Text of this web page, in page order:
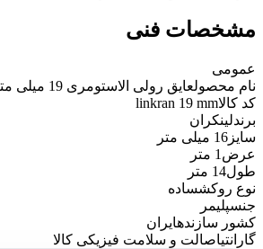
مشخصات فنی
عمومی
نام محصولعایق رولی الاستومری 19 میلی متر لینکران
کد کالاlinkran 19 mm
برندلینکران
سایز 16 میلی متر
عرض 1 متر
طول14 متر
نوع روکشساده
جنسپلیمر
کشور سازندهایران
گارانتیاصالت و سلامت فیزیکی کالا